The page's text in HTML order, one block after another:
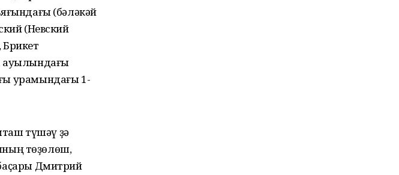
(бәләкәй
(Невский
Брикет
ауылындағы
урамындағы 1-
түшәү ҙә
төҙөлөш,
Дмитрий